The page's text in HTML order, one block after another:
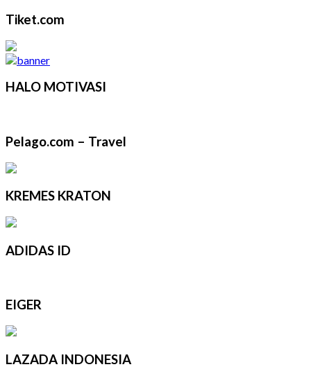
Tiket.com
HALO MOTIVASI
Pelago.com – Travel
KREMES KRATON
ADIDAS ID
EIGER
LAZADA INDONESIA